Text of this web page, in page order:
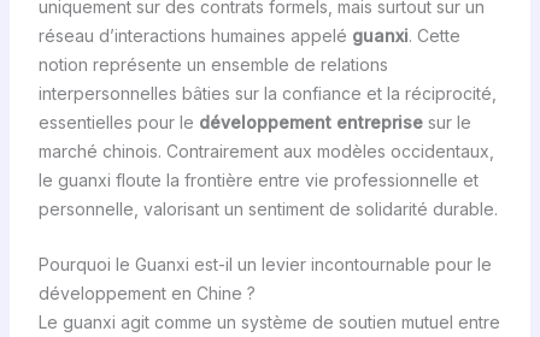
uniquement sur des contrats formels, mais surtout sur un
réseau d’interactions humaines appelé guanxi. Cette
notion représente un ensemble de relations
interpersonnelles bâties sur la confiance et la réciprocité,
essentielles pour le développement entreprisesur le
marché chinois. Contrairement aux modèles occidentaux,
le guanxi floute la frontière entre vie professionnelle et
personnelle, valorisant un sentiment de solidarité durable.
Pourquoi le Guanxi est-il un levier incontournable pour le
développement en Chine ?
Le guanxi agit comme un système de soutien mutuel entre